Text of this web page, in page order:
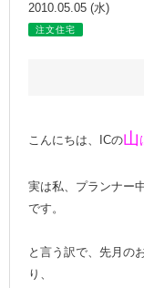
2010.05.05 (水)
注文住宅
こんにちは、ICの山
実は私、プランナー
です。
と言う訳で、先月の
り、